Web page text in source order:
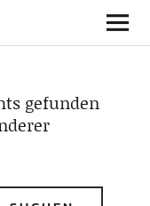
gefunden